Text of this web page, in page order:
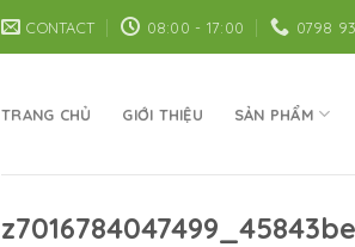
CONTACT 08:00 - 17:00 0798
TRANG CHỦ GIỚI THIỆU SẢN PHẨM